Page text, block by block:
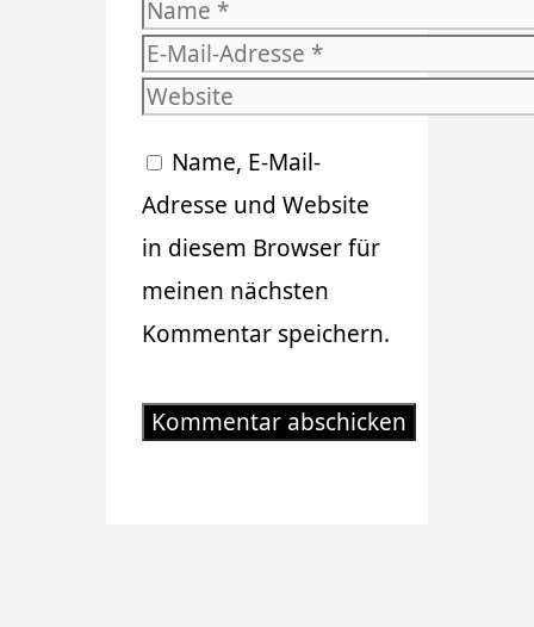
Name
E-
Mail-
Website
Name, E-Mail-
Adresse und Website
in diesem Browser für
meinen nächsten
Kommentar speichern.